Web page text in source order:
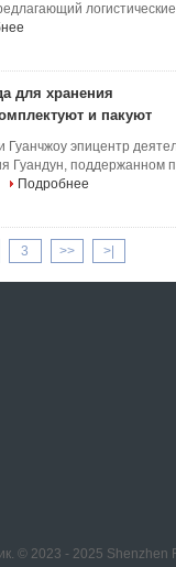
для хранения
и пакуют
Гуанчжоу эпицентр
Гуандун, поддержанном
Подробнее
3 >> >|
© 2023 - 2025 Shenzhen